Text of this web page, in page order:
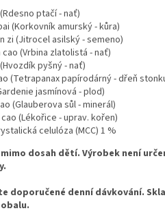
ptačí - nať)
(Korkovník amurský - kůra)
zi (Jitrocel asilský - semeno)
cao (Vrbina zlatolistá - nať)
pyšný - nať)
(Tetrapanax papírodárný - dřeň
jasmínová - plod)
(Glauberova sůl - minerál)
(Lékořice - uprav. kořen)
celulóza (MCC) 1 %
dosah dětí. Výrobek není
doporučené denní dávkování.